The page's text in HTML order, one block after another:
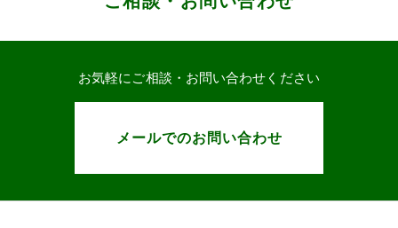
お気軽にご相談・お問い合わせください
メールでのお問い合わせ